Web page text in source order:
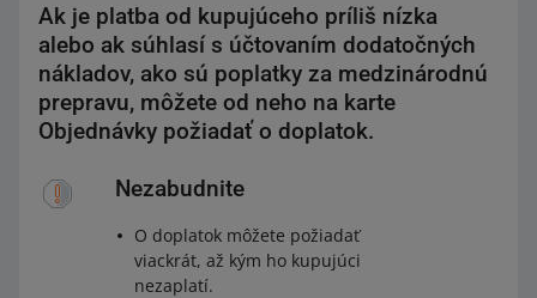
Ak je platba od kupujúceho príliš nízka
alebo ak súhlasí s účtovaním dodatočných
nákladov, ako sú poplatky za medzinárodnú
prepravu, môžete od neho na karte
Objednávky požiadať o doplatok.
Nezabudnite
O doplatok môžete požiadať
viackrát, až kým ho kupujúci
nezaplatí.